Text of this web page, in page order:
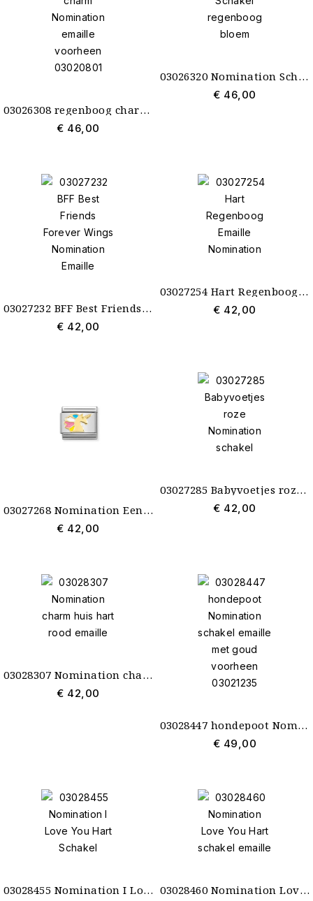
03026308 regenboog charm Nomination emaille voorheen 03020801
€ 46,00
03026320 Nomination Schakel regenboog bloem
€ 46,00
03027232 BFF Best Friends Forever Wings Nomination Emaille
€ 42,00
03027254 Hart Regenboog Emaille Nomination
€ 42,00
03027268 Nomination Eenhoorn Unicorn Multicolour Goud
€ 42,00
03027285 Babyvoetjes roze Nomination schakel
€ 42,00
03028307 Nomination charm huis hart rood emaille
€ 42,00
03028447 hondepoot Nomination schakel emaille met goud voorheen 03021235
€ 49,00
03028455 Nomination I Love You Hart Schakel 03028460 Nomination Love You Hart schakel emaille